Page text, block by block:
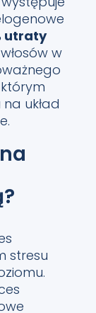
utraty
w
układ
stresu